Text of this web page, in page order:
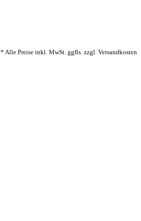
* Alle Preise inkl. MwSt. ggfls. zzgl. Versandkosten